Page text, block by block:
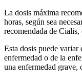
La dosis máxima
horas, según sea
recomendada de
Esta dosis puede variar
enfermedad o de la
una enfermedad grave,